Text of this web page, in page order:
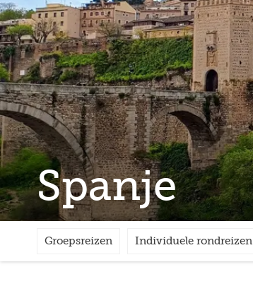
Spanje
Groepsreizen Individuele rondreizen